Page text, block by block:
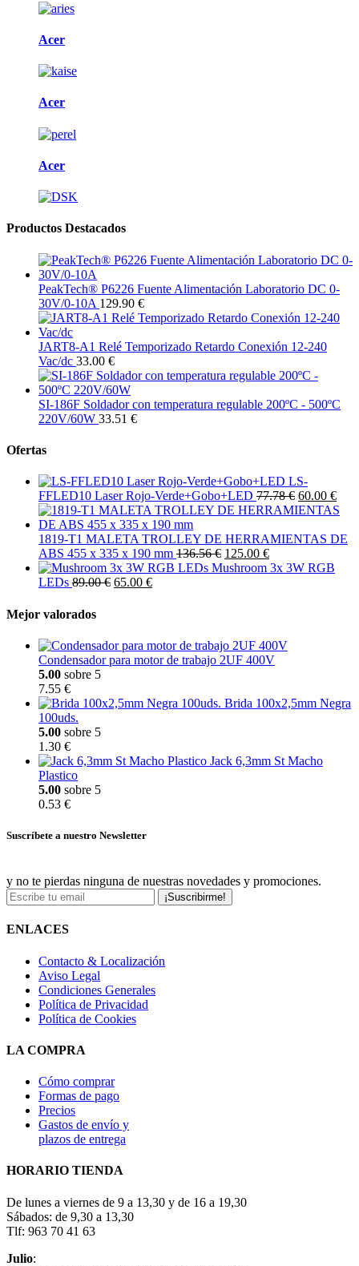
Acer
Acer
Acer
Productos Destacados
PeakTech® P6226 Fuente Alimentación Laboratorio DC 0-
30V/0-10A 129.90 €
JART8-A1 Relé Temporizado Retardo Conexión 12-240
Vac/dc 33.00 €
SI-186F Soldador con temperatura regulable 200ºC - 500ºC
220V/60W 33.51 €
Ofertas
LS-
FFLED10 Laser Rojo-Verde+Gobo+LED 77.78 € 60.00 €
1819-T1 MALETA TROLLEY DE HERRAMIENTAS DE
ABS 455 x 335 x 190 mm 136.56 € 125.00 €
Mushroom 3x 3W RGB
LEDs 89.00 € 65.00 €
Mejor valorados
Condensador para motor de trabajo 2UF 400V
5.00 sobre 5
7.55 €
Brida 100x2,5mm Negra
100uds.
5.00 sobre 5
1.30 €
Jack 6,3mm St Macho
Plastico
5.00 sobre 5
0.53 €
Suscríbete a nuestro Newsletter
y no te pierdas ninguna de nuestras novedades y promociones.
¡Suscribirme!
ENLACES
Contacto & Localización
Aviso Legal
Condiciones Generales
Política de Privacidad
Política de Cookies
LA COMPRA
Cómo comprar
Formas de pago
Precios
Gastos de envío y
plazos de entrega
HORARIO TIENDA
De lunes a viernes de 9 a 13,30 y de 16 a 19,30
Sábados: de 9,30 a 13,30
Tlf: 963 70 41 63
Julio: